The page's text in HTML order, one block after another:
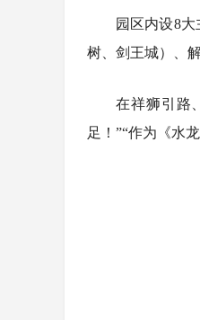
园区内设8
树、剑王城）、
在祥狮引路
足！”“作为《水